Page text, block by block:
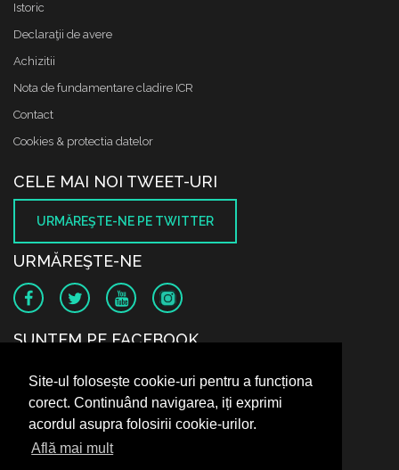
Site-ul folosește cookie-uri pentru a funcționa
corect. Continuând navigarea, iți exprimi
acordul asupra folosirii cookie-urilor.
Află mai mult
Istoric
Declaraţii de avere
Achizitii
Nota de fundamentare cladire ICR
Contact
Cookies & protectia datelor
CELE MAI NOI TWEET-URI
URMĂREŞTE-NE PE TWITTER
URMĂREŞTE-NE
SUNTEM PE FACEBOOK